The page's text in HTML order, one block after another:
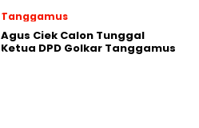
Tanggamus
Agus Ciek Calon Tunggal
Ketua DPD Golkar Tanggamus